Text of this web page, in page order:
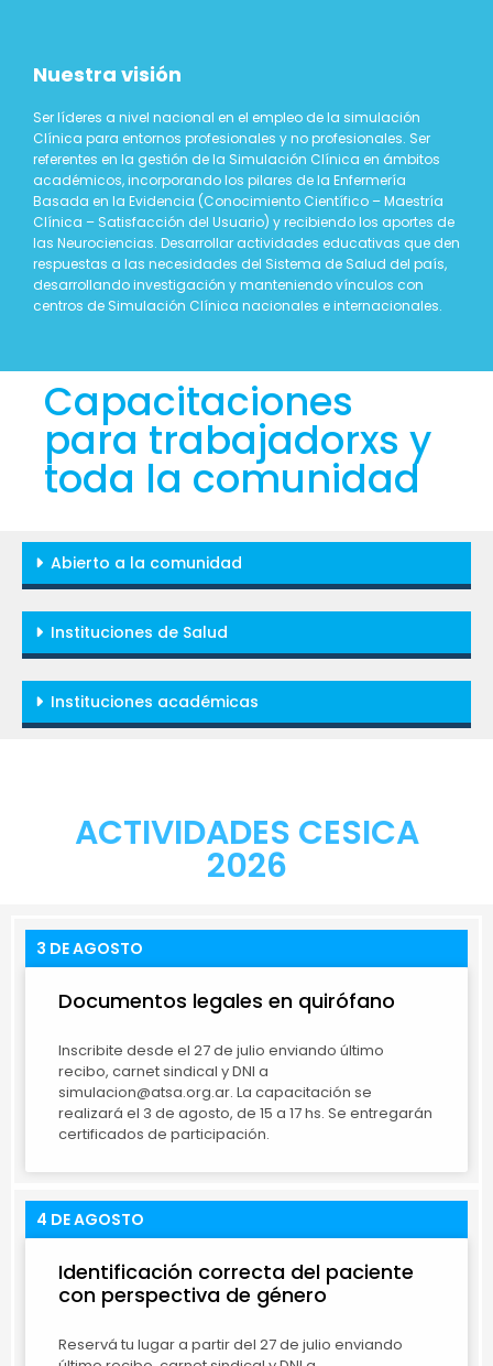
Nuestra visión
Ser líderes a nivel nacional en el empleo de la simulación
Clínica para entornos profesionales y no profesionales. Ser
referentes en la gestión de la Simulación Clínica en ámbitos
académicos, incorporando los pilares de la Enfermería
Basada en la Evidencia (Conocimiento Científico – Maestría
Clínica – Satisfacción del Usuario) y recibiendo los aportes de
las Neurociencias. Desarrollar actividades educativas que den
respuestas a las necesidades del Sistema de Salud del país,
desarrollando investigación y manteniendo vínculos con
centros de Simulación Clínica nacionales e internacionales.
Capacitaciones
para trabajadorxs y
toda la comunidad
Abierto a la comunidad
Instituciones de Salud
Instituciones académicas
ACTIVIDADES CESICA
2026
3 DE AGOSTO
Documentos legales en quirófano
Inscribite desde el 27 de julio enviando último
recibo, carnet sindical y DNI a
simulacion@atsa.org.ar. La capacitación se
realizará el 3 de agosto, de 15 a 17 hs. Se entregarán
certificados de participación.
4 DE AGOSTO
Identificación correcta del paciente
con perspectiva de género
Reservá tu lugar a partir del 27 de julio enviando